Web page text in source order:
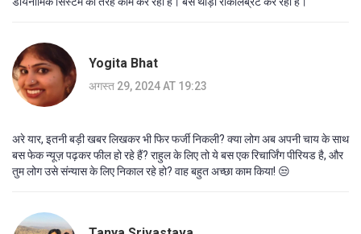
Yogita Bhat
अगस्त 29, 2024 AT 19:23
अरे यार, इतनी बड़ी खबर लिखकर भी फिर फर्जी निकली? क्या लोग अब अपनी चाय के साथ
बस फेक न्यूज़ पढ़कर फील हो रहे हैं? राहुल के लिए तो ये बस एक रिचार्जिंग पीरियड है, और
तुम लोग उसे संन्यास के लिए निकाल रहे हो? वाह बहुत अच्छा काम किया! 😒